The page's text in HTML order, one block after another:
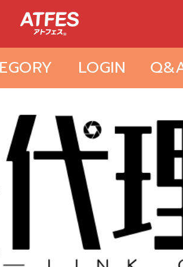
LOGIN